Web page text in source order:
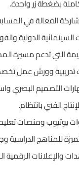
بضغطة زر واحدة.
الفعالة في
الدولية
التي تدعم مسيرة
تدريبية وورش عمل
التصميم البصري
الفني بانتظام.
يوتيوب ومنصات
للمناهج الدراسية
والإعلانات الرقمية